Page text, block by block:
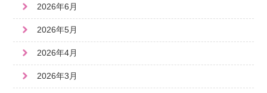
2026年6月
2026年5月
2026年4月
2026年3月